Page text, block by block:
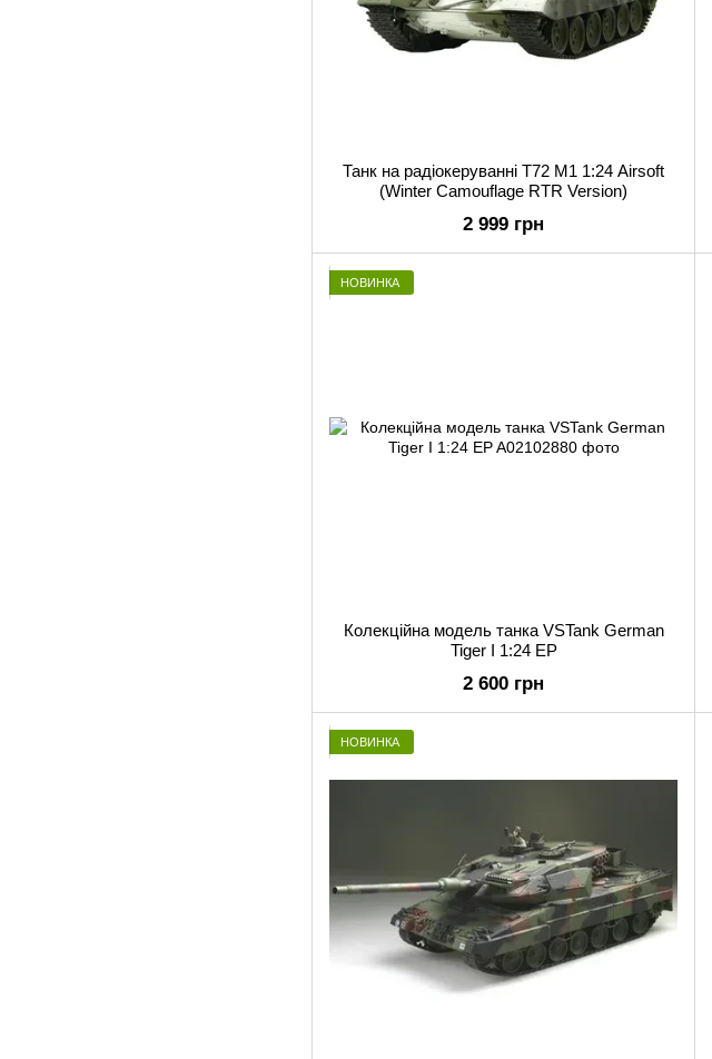
Танк на радіокеруванні T72 M1 1:24 Airsoft
(Winter Camouflage RTR Version)
2 999 грн
НОВИНКА
Колекційна модель танка VSTank German
Tiger I 1:24 EP
2 600 грн
НОВИНКА